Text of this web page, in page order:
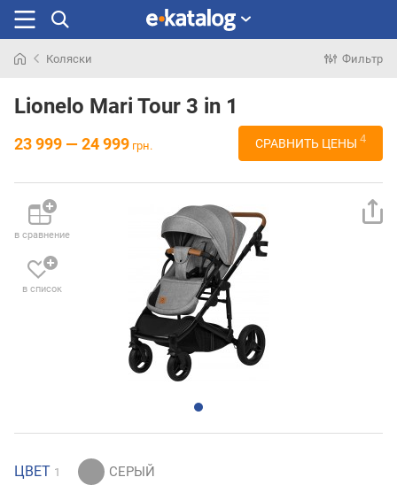
раньше
Коляски Фильтр
Lionelo Mari Tour 3 in 1
23 999 — 24 999 грн. СРАВНИТЬ ЦЕНЫ 4
в сравнение
в список
ЦВЕТ 1